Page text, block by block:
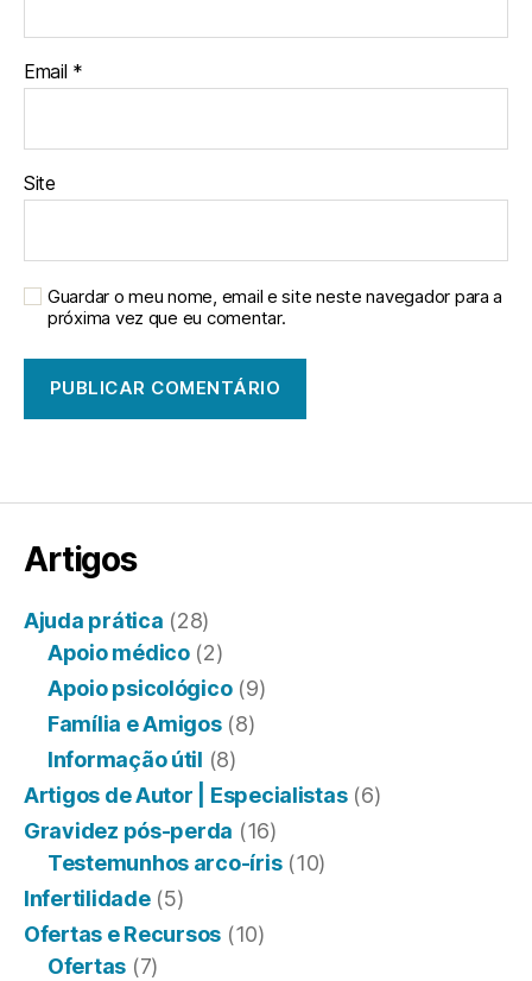
Email *
Site
Guardar o meu nome, email e site neste navegador para a
próxima vez que eu comentar.
Artigos
Ajuda prática (28)
Apoio médico(2)
Apoio psicológico(9)
Família e Amigos(8)
Informação útil (8)
Artigos de Autor | Especialistas(6)
Gravidez pós-perda (16)
Testemunhos arco-íris(10)
Infertilidade(5)
Ofertas e Recursos (10)
Ofertas (7)